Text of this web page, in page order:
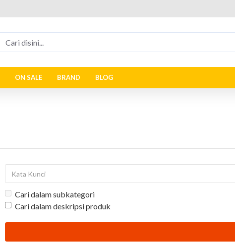
ON SALE BRAND BLOG
Cari dalam subkategori
Cari dalam deskripsi produk